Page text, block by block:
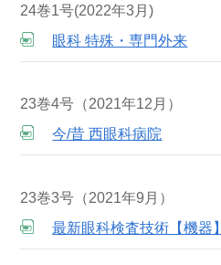
24巻1号(2022年3月)
眼科 特殊・専門外来
23巻4号（2021年12月）
今/昔 西眼科病院
23巻3号（2021年9月）
最新眼科検査技術【機器】